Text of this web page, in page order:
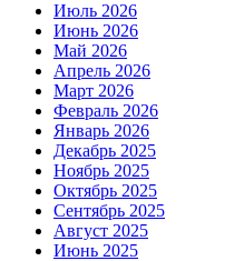
Июль 2026
Июнь 2026
Май 2026
Апрель 2026
Март 2026
Февраль 2026
Январь 2026
Декабрь 2025
Ноябрь 2025
Октябрь 2025
Сентябрь 2025
Август 2025
Июнь 2025